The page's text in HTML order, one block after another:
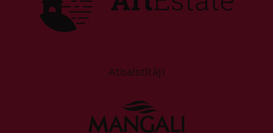
Atbalstītāji